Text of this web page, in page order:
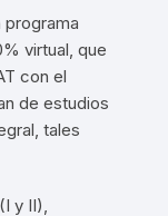
programa
virtual, que
con el
de estudios
tales
y II),